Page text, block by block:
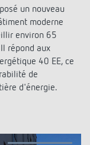
mouvement
un nouveau
moderne
environ 65
répond aux
40 EE, ce
de
d'énergie.